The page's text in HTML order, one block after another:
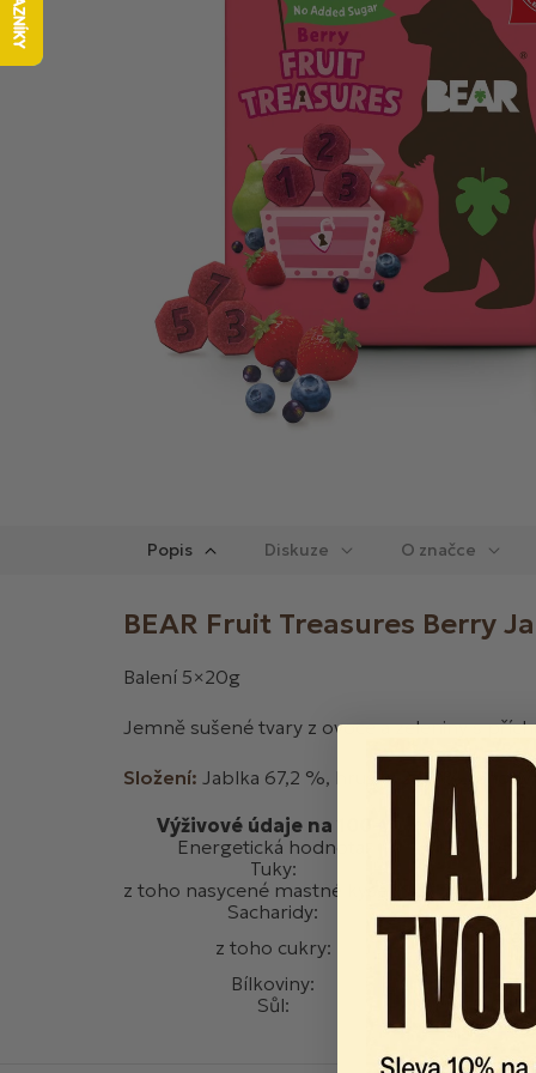
Popis Diskuze
BEAR Fruit Treasures Berry
Balení 5×20g
Jemně sušené tvary z ovoce a zeleniny s
Složení: Jablka 67,2 %, hrušky 27,0 %,
Výživové údaje na 100 g
Energetická hodnota:
1 172 kJ /
Tuky:
0,5 g
z toho nasycené mastné kyseliny:
0,1 g
Sacharidy:
61 g
z toho cukry:
54 g
Bílkoviny:
1,7 g
Sůl:
0,03 g